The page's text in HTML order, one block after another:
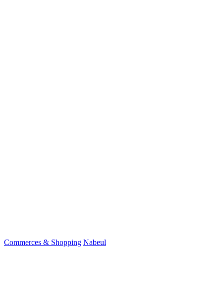
Commerces & Shopping Nabeul